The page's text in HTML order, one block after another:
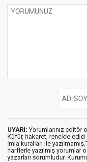
UYARI: Yorumlarınız editör
Küfür, hakaret, rencide edici
imla kuralları ile
harflerle yazılmış yorumlar
yazarları sorumludur.